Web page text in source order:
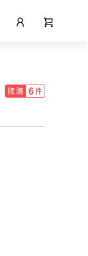
限購 6件